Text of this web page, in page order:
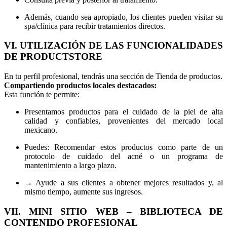
Además, cuando sea apropiado, los clientes pueden visitar su
spa/clínica para recibir tratamientos directos.
VI. UTILIZACIÓN DE LAS FUNCIONALIDADES
DE PRODUCTSTORE
En tu perfil profesional, tendrás una sección de Tienda de productos.
Compartiendo productos locales destacados:
Esta función te permite:
Presentamos productos para el cuidado de la piel de alta
calidad y confiables, provenientes del mercado local
mexicano.
Puedes: Recomendar estos productos como parte de un
protocolo de cuidado del acné o un programa de
mantenimiento a largo plazo.
→ Ayude a sus clientes a obtener mejores resultados y, al
mismo tiempo, aumente sus ingresos.
VII. MINI SITIO WEB – BIBLIOTECA DE
CONTENIDO PROFESIONAL